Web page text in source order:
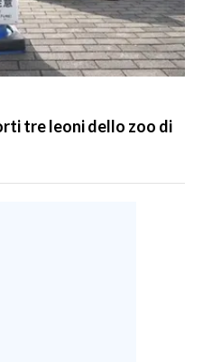
tre leoni dello zoo di